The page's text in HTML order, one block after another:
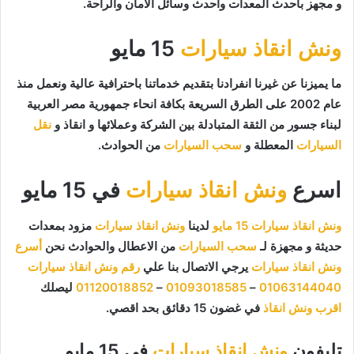
و مجهز بأحدث المعدات وأحدث وسائل الأمان والراحة.
ونش انقاذ سيارات
ما يميزنا عن غيرنا انفرادنا بتقديم خدماتنا باحترافية عالية ونعمل منذ
عام 2002 على الطرق السريعة بكافة انحاء جمهورية مصر العربية
لبناء جسور من الثقة المتبادلة بين الشركة وعملائها و انقاذ و نقل
السيارات المعطلة و سحب السيارات من الحوادث.
اسرع ونش انقاذ سيارات في 15 مايو
ونش انقاذ سيارات 15 مايو لدينا ونش انقاذ سيارات مزود بمعدات
حديثة و مجهزة لـ سحب السيارات من الاعطال والحوادث نحن أسرع
ونش انقاذ سيارات يرجي الاتصال بنا علي رقم ونش انقاذ سيارات
01063144040
–
01093018585
–
01120018852 ليصلك
اقرب ونش انقاذ في غضون 15 دقائق بحد اقصي.